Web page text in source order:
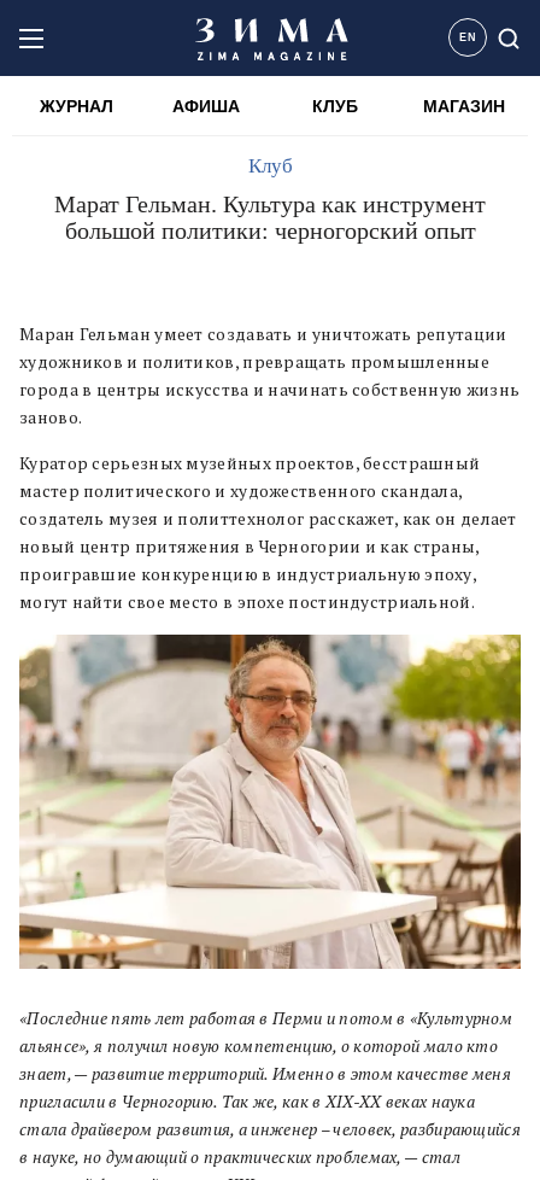
EN
ЖУРНАЛ АФИША КЛУБ МАГАЗИН
Клуб
Марат Гельман. Культура как инструмент
большой политики: черногорский опыт
Маран Гельман умеет создавать и уничтожать репутации
художников и политиков, превращать промышленные
города в центры искусства и начинать собственную жизнь
заново.
Куратор серьезных музейных проектов, бесстрашный
мастер политического и художественного скандала,
создатель музея и политтехнолог расскажет, как он делает
новый центр притяжения в Черногории и как страны,
проигравшие конкуренцию в индустриальную эпоху,
могут найти свое место в эпохе постиндустриальной.
«Последние пять лет работая в Перми и потом в «Культурном
альянсе», я получил новую компетенцию, о которой мало кто
знает, — развитие территорий. Именно в этом качестве меня
пригласили в Черногорию. Так же, как в XIX-XX веках наука
стала драйвером развития, а инженер – человек, разбирающийся
в науке, но думающий о практических проблемах, — стал